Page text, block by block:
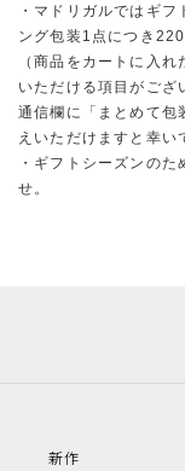
・マドリガルではギ
ング包装1点につき
（商品をカートに入
いただける項目がござ
通信欄に「まとめて包
えいただけますと幸い
・ギフトシーズンの
せ。
新作